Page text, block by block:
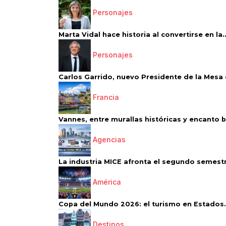
Personajes
Marta Vidal hace historia al convertirse en
Personajes
Carlos Garrido, nuevo Presidente de la Mesa
Francia
Vannes, entre murallas históricas y encanto
Agencias
La industria MICE afronta el segundo
América
Copa del Mundo 2026: el turismo en
Destinos